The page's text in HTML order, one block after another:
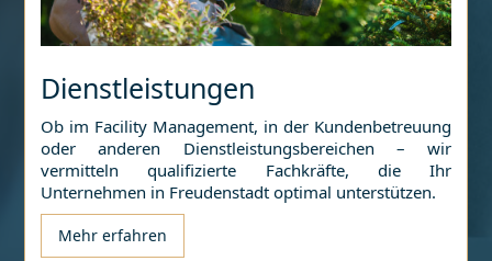
Dienstleistungen
Ob im Facility Management, in der Kundenbetreuung
oder anderen Dienstleistungsbereichen – wir
vermitteln qualifizierte Fachkräfte, die Ihr
Unternehmen in Freudenstadt optimal unterstützen.
Mehr erfahren